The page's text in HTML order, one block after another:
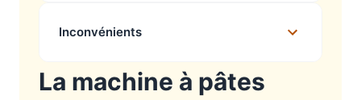
Inconvénients
La machine à pâtes